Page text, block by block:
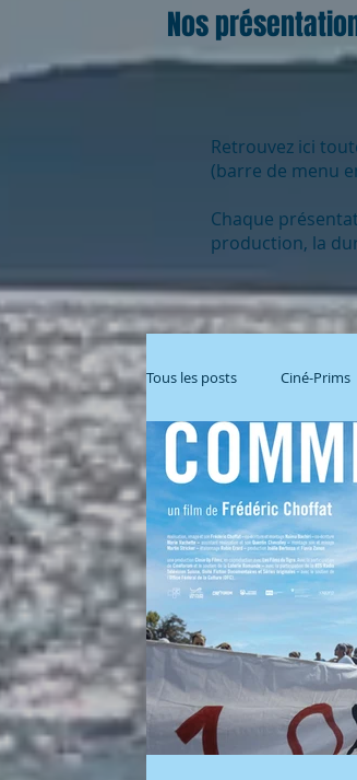
Nos
Retrouvez ici
(barre de menu
Chaque
production, la
Tous les posts Ciné-Prims
Film + Débat